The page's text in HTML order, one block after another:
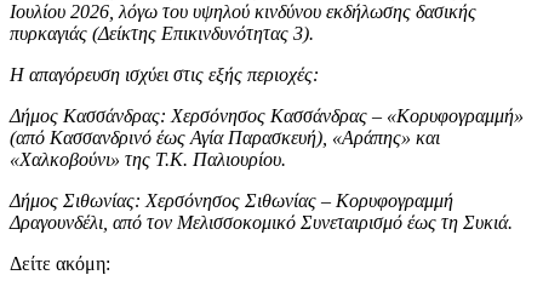
Ιουλίου 2026, λόγω του υψηλού κινδύνου εκδήλωσης δασικής
πυρκαγιάς (Δείκτης Επικινδυνότητας 3).
Η απαγόρευση ισχύει στις εξής περιοχές:
Δήμος Κασσάνδρας: Χερσόνησος Κασσάνδρας – «Κορυφογραμμή»
(από Κασσανδρινό έως Αγία Παρασκευή), «Αράπης» και
«Χαλκοβούνι» της Τ.Κ. Παλιουρίου.
Δήμος Σιθωνίας: Χερσόνησος Σιθωνίας – Κορυφογραμμή
Δραγουνδέλι, από τον Μελισσοκομικό Συνεταιρισμό έως τη Συκιά.
Δείτε ακόμη: